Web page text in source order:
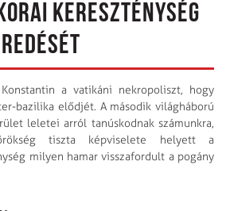
KERESZTÉNYSÉG
a vatikáni nekropoliszt, hogy
bazilika elődjét. A második világháború
leletei arról tanúskodnak számunkra,
tiszta képviselete helyett a
milyen hamar visszafordult a pogány